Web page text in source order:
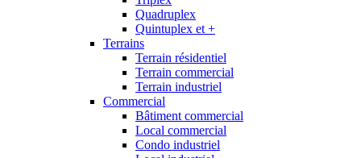
Quadruplex
Quintuplex et +
Terrains
Terrain résidentiel
Terrain commercial
Terrain industriel
Commercial
Bâtiment commercial
Local commercial
Condo industriel